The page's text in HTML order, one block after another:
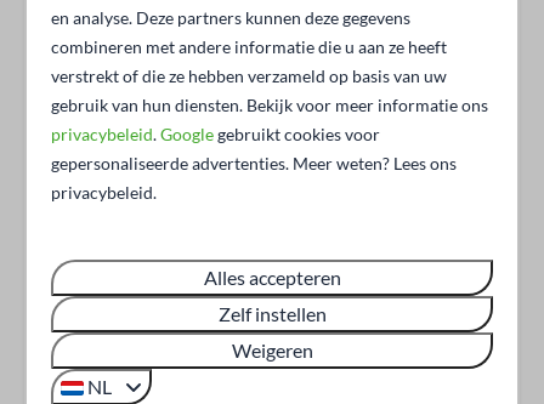
Keuken
Waterkoker
Combimagnetron
Servies
Inductie kookplaat
Koffiecupmachine
Koelkast
Buiten
Tuinmeubels
Vakantiepark Molenvelden ligt midden in de Brabantse
Kempen, een uitgestrekte zandstreek met dennenbossen,
heidevelden en vennen. De berging staat klaar voor je
fietsen, zodat je ze droog en veilig terugvindt en er de
volgende ochtend gewoon uitrijdt voor een nieuwe tocht.
Volg een van de vele fietsroutes door de omgeving, met
onderweg sfeervolle dorpjes en terrasjes waar de
Liever te voet op pad? De Zandoerlese Bossen liggen
vlakbij en nodigen uit tot een ontspannen wandeling
door een afwisselend landschap van groen en stilte. Of je
nu kiest voor actief ontdekken of heerlijk niets doen: de
en analyse. Deze partners kunnen deze gegevens
combineren met andere informatie die u aan ze heeft
verstrekt of die ze hebben verzameld op basis van uw
gebruik van hun diensten. Bekijk voor meer informatie ons
privacybeleid.Googlegebruikt cookies voor
gepersonaliseerde advertenties. Meer weten? Lees ons
privacybeleid.
Alles accepteren
Zelf instellen
Weigeren
NL